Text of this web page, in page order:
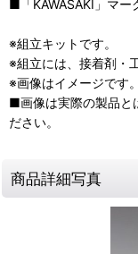
■「KAWASAKI」マー
※組立キットです。
※組立には、接着剤・
※画像はイメージです。
■画像は実際の製品と
ださい。
商品詳細写真